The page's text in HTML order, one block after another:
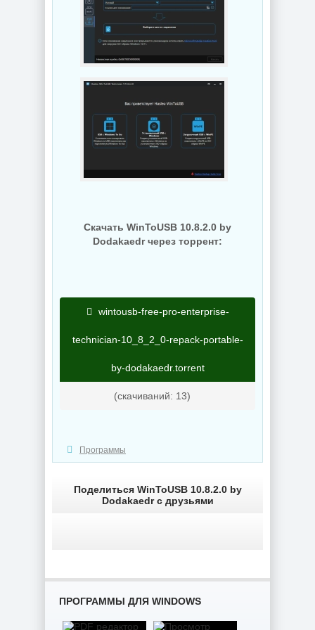
редактор Adobe
Bridge 2026
16.0.5.19 by 7997
CPUID HWMonitor
1.65.1 + Portable
Интернет
загрузчик Internet
Ключи для
программ EaseUS
Скачать WinToUSB 10.8.2.0 by
Dodakaedr через торрент:
wintousb-free-pro-enterprise-
technician-10_8_2_0-repack-portable-
by-dodakaedr.torrent
(cкачиваний: 13)
Программы
Поделиться WinToUSB 10.8.2.0 by
Dodakaedr с друзьями
ПРОГРАММЫ ДЛЯ WINDOWS